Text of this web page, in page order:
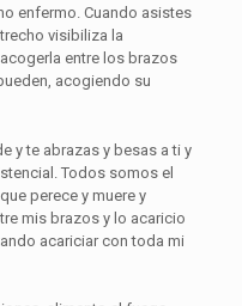
enfermo. Cuando asistes
visibiliza la
entre los brazos
acogiendo su
y te abrazas y besas a ti y
Todos somos el
perece y muere y
mis brazos y lo acaricio
acariciar con toda mi